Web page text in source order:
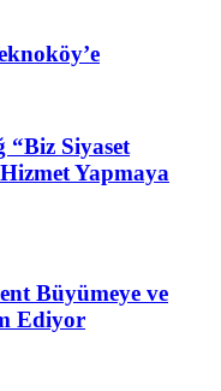
“Biz Siyaset
Yapmaya
Büyümeye ve
Ediyor